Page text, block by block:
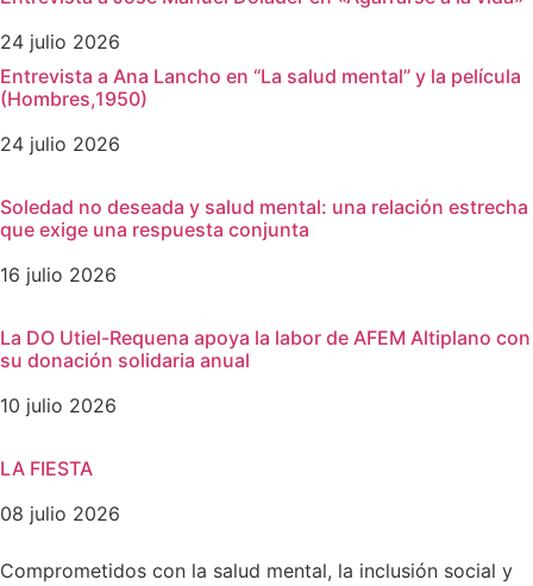
24 julio 2026
Entrevista a Ana Lancho en “La salud mental” y la película
(Hombres,1950)
24 julio 2026
Soledad no deseada y salud mental: una relación estrecha
que exige una respuesta conjunta
16 julio 2026
La DO Utiel-Requena apoya la labor de AFEM Altiplano con
su donación solidaria anual
10 julio 2026
LA FIESTA
08 julio 2026
Comprometidos con la salud mental, la inclusión social y